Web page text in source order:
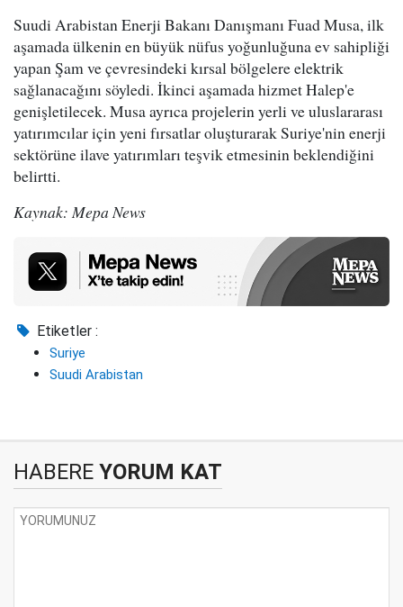
Suudi Arabistan Enerji Bakanı Danışmanı Fuad Musa, ilk
aşamada ülkenin en büyük nüfus yoğunluğuna ev sahipliği
yapan Şam ve çevresindeki kırsal bölgelere elektrik
sağlanacağını söyledi. İkinci aşamada hizmet Halep'e
genişletilecek. Musa ayrıca projelerin yerli ve uluslararası
yatırımcılar için yeni fırsatlar oluşturarak Suriye'nin enerji
sektörüne ilave yatırımları teşvik etmesinin beklendiğini
belirtti.
Kaynak: Mepa News
Etiketler :
Suriye
Suudi Arabistan
HABERE YORUM KAT